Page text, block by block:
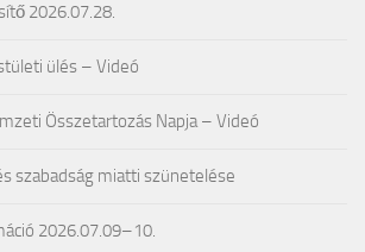
2026.07.28.
ülés – Videó
Összetartozás Napja – Videó
szabadság miatti szünetelése
2026.07.09–10.